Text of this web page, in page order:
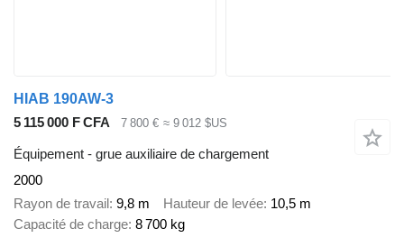
HIAB 190AW-3
5 115 000 F CFA
7 800 € ≈ 9 012 $US
Équipement - grue auxiliaire de chargement
2000
Rayon de travail 9,8 m Hauteur de levée 10,5 m
Capacité de charge 8 700 kg